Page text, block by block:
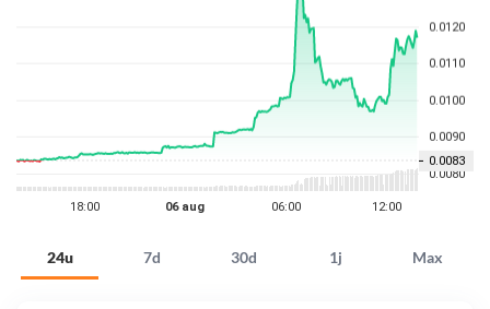
24u 7d 30d 1j Max